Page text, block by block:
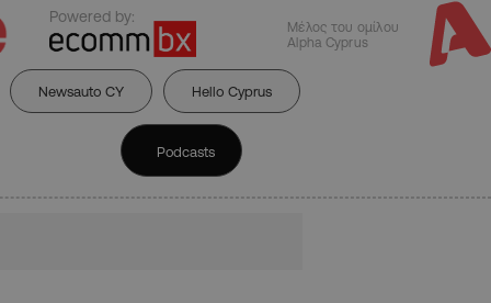
Powered by:
Μέλος του ομίλου
Alpha Cyprus
Newsauto CY Hello Cyprus
Podcasts